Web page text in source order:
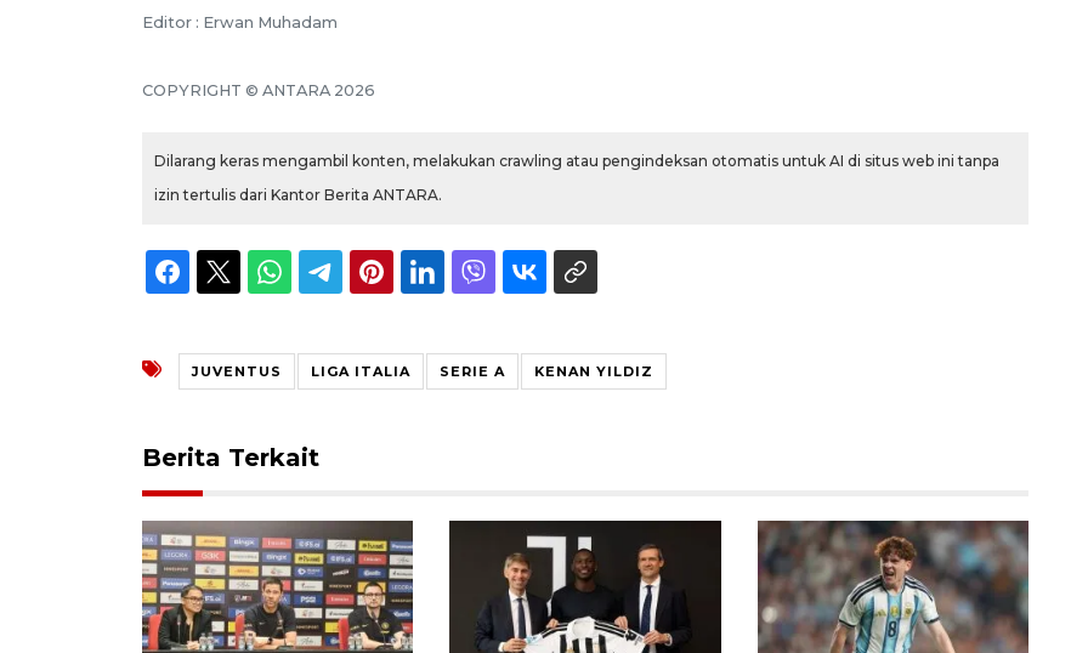
Editor : Erwan Muhadam
COPYRIGHT © ANTARA 2026
Dilarang keras mengambil konten, melakukan crawling atau pengindeksan otomatis untuk AI di situs web ini tanpa
izin tertulis dari Kantor Berita ANTARA.
JUVENTUS LIGA ITALIA SERIE A KENAN YILDIZ
Berita Terkait